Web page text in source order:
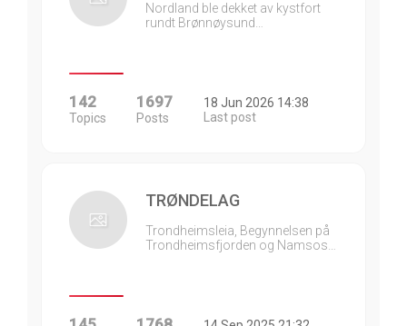
Nordland ble dekket av kystfort
rundt Brønnøysund…
142
Topics
1697
Posts
18 Jun 2026 14:38
Last post
TRØNDELAG
Trondheimsleia, Begynnelsen på
Trondheimsfjorden og Namsos…